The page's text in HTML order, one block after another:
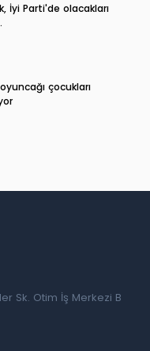
İyi Parti'de olacakları
çocukları
Sk. Otim İş Merkezi B